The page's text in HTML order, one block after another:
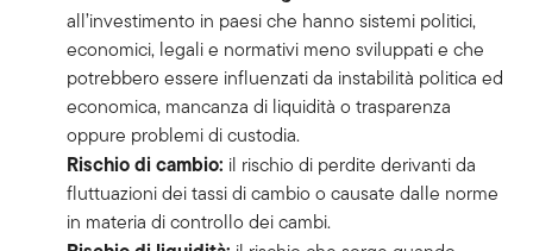
all’investimento in paesi che hanno sistemi politici,
economici, legali e normativi meno sviluppati e che
potrebbero essere influenzati da instabilità politica ed
economica, mancanza di liquidità o trasparenza
oppure problemi di custodia.
Rischio di cambio: il rischio di perdite derivanti da
fluttuazioni dei tassi di cambio o causate dalle norme
in materia di controllo dei cambi.